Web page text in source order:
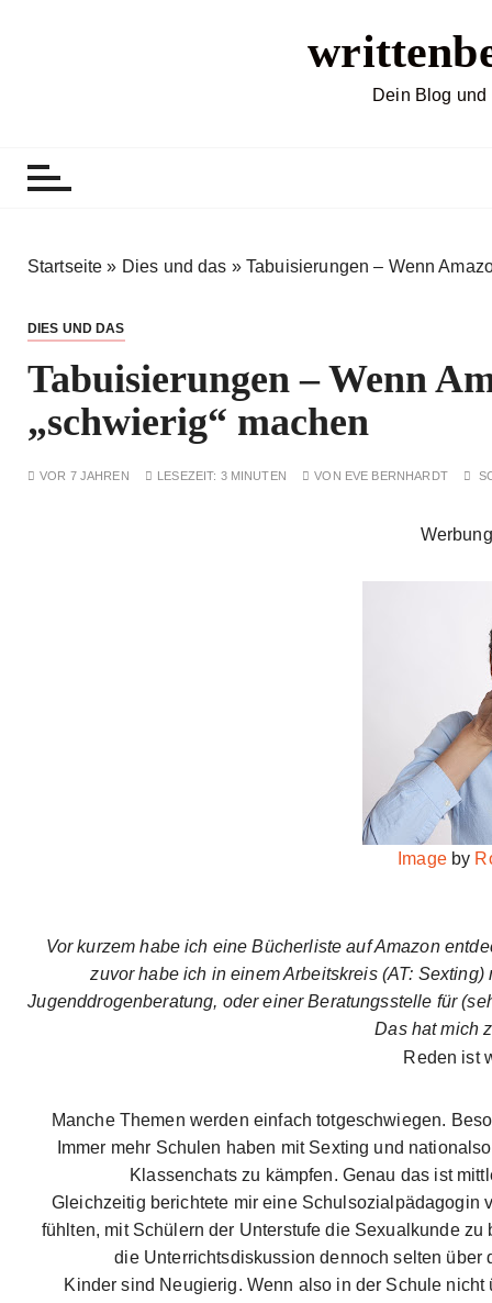
Dein Blog und
Startseite » Dies und das »Tabuisierungen – Wenn
DIES UND DAS
Tabuisierungen – Wenn
„schwierig“ machen
VOR 7 JAHREN LESEZEIT: 3 MINUTEN VON EVE BERNHARDT
Imageby
Vor kurzem habe ich eine Bücherliste auf Amazon
zuvor habe ich in einem Arbeitskreis (AT:
Jugenddrogenberatung, oder einer Beratungsstelle für
Das hat mich
Reden ist
Manche Themen werden einfach totgeschwiegen.
Immer mehr Schulen haben mit Sexting und
Klassenchats zu kämpfen. Genau das ist
Gleichzeitig berichtete mir eine Schulsozialpädagogin
fühlten, mit Schülern der Unterstufe die Sexualkunde
die Unterrichtsdiskussion dennoch selten
Kinder sind Neugierig. Wenn also in der Schule